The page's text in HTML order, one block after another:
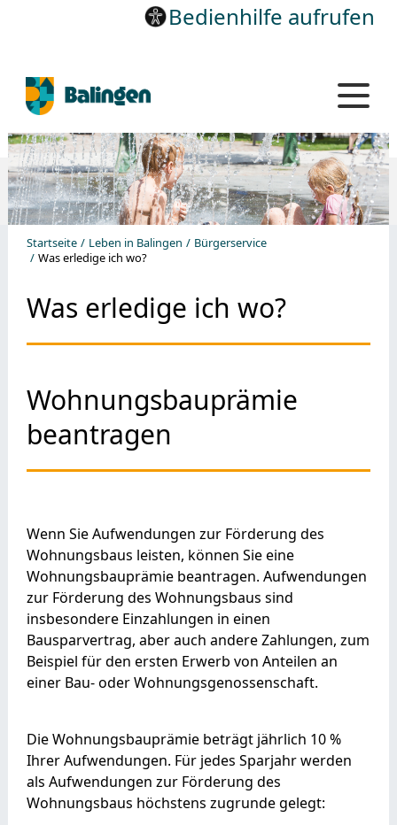
Bedienhilfe aufrufen
Startseite Leben in Balingen
Bürgerservice
Was erledige ich wo?
Was erledige ich wo?
Wohnungsbauprämie
beantragen
Wenn Sie Aufwendungen zur Förderung des
Wohnungsbaus leisten, können Sie eine
Wohnungsbauprämie beantragen. Aufwendungen
zur Förderung des Wohnungsbaus sind
insbesondere Einzahlungen in einen
Bausparvertrag, aber auch andere Zahlungen, zum
Beispiel für den ersten Erwerb von Anteilen an
einer Bau- oder Wohnungsgenossenschaft.
Die Wohnungsbauprämie beträgt jährlich 10 %
Ihrer Aufwendungen. Für jedes Sparjahr werden
als Aufwendungen zur Förderung des
Wohnungsbaus höchstens zugrunde gelegt: